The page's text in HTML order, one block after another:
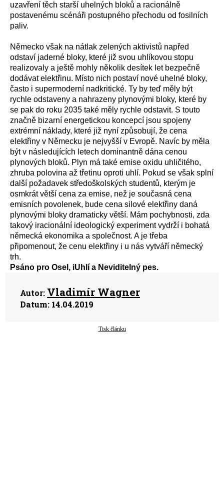
uzavření těch starší uhelných bloků a racionálně
postavenému scénáři postupného přechodu od fosilních
paliv.
Německo však na nátlak zelených aktivistů napřed
odstaví jaderné bloky, které již svou uhlíkovou stopu
realizovaly a ještě mohly několik desítek let bezpečně
dodávat elektřinu. Místo nich postaví nové uhelné bloky,
často i supermoderní nadkritické. Ty by teď měly být
rychle odstaveny a nahrazeny plynovými bloky, které by
se pak do roku 2035 také měly rychle odstavit. S touto
značně bizarní energetickou koncepcí jsou spojeny
extrémní náklady, které již nyní způsobují, že cena
elektřiny v Německu je nejvyšší v Evropě. Navíc by měla
být v následujících letech dominantně dána cenou
plynových bloků. Plyn má také emise oxidu uhličitého,
zhruba polovina až třetinu oproti uhlí. Pokud se však splní
další požadavek středoškolských studentů, kterým je
osmkrát větší cena za emise, než je současná cena
emisních povolenek, bude cena silové elektřiny daná
plynovými bloky dramaticky větší. Mám pochybnosti, zda
takový iracionální ideologický experiment vydrží i bohatá
německá ekonomika a společnost. A je třeba
připomenout, že cenu elektřiny i u nás vytváří německý
trh.
Psáno pro Osel, iUhlí a Neviditelný pes.
Autor: Vladimír Wagner
Datum: 14.04.2019
Tisk článku